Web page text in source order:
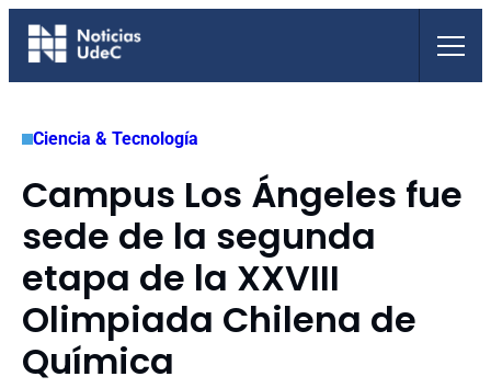
Saltar
Ciencia & Tecnología
Campus Los Ángeles fue
sede de la segunda
etapa de la XXVIII
Olimpiada Chilena de
Química